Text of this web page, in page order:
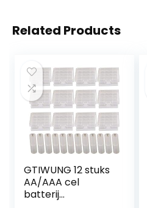
Related Products
GTIWUNG 12 stuks
AA/AAA cel
batterij